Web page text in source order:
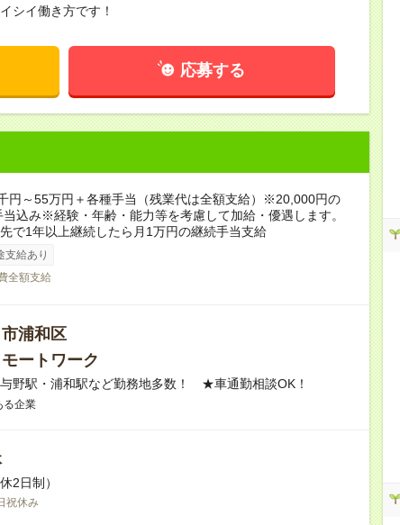
シイ働き方です！
応募する
円～55万円＋各種手当（残業代は全額支給）※20,000円の
込み※経験・年齢・能力等を考慮して加給・優遇します。
で1年以上継続したら月1万円の継続手当支給
支給あり
全額支給
浦和区
ートワーク
野駅・浦和駅など勤務地多数！ ★車通勤相談OK！
る企業
2日制）
祝休み